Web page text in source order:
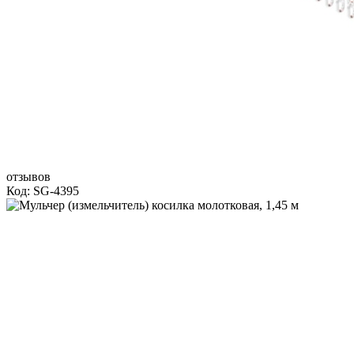
отзывов
Код: SG-4395